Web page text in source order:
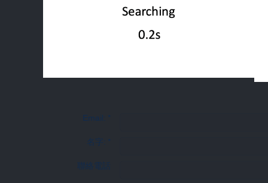
Email: *
名字: *
聯絡電話